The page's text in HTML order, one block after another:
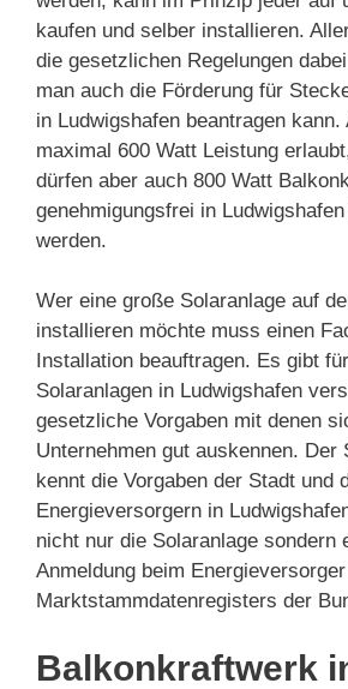
kaufen und selber installieren.
die gesetzlichen Regelungen
man auch die Förderung für
in Ludwigshafen beantragen
maximal 600 Watt Leistung
dürfen aber auch 800 Watt
genehmigungsfrei in
werden.
Wer eine große Solaranlage auf
installieren möchte muss einen
Installation beauftragen. Es gibt
Solaranlagen in Ludwigshafen
gesetzliche Vorgaben mit denen
Unternehmen gut auskennen. Der
kennt die Vorgaben der Stadt und
Energieversorgern in
nicht nur die Solaranlage sondern
Anmeldung beim
Marktstammdatenregisters der
Balkonkraftwerk